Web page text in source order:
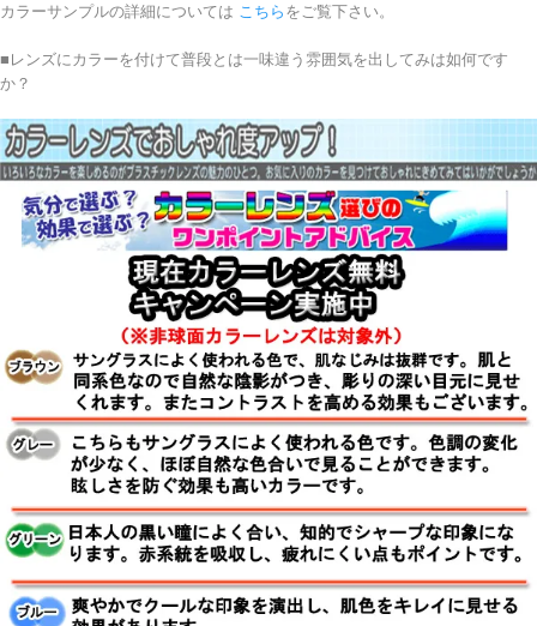
カラーサンプルの詳細については こちら をご覧下さい。
■レンズにカラーを付けて普段とは一味違う雰囲気を出してみは如何です
か？